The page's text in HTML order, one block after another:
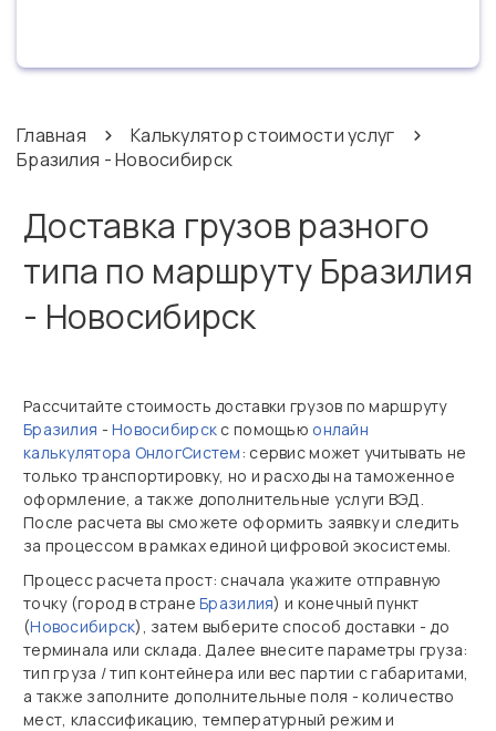
Главная
Калькулятор стоимости услуг
Бразилия - Новосибирск
Доставка грузов разного
типа по маршруту Бразилия
- Новосибирск
Рассчитайте стоимость доставки грузов по маршруту
Бразилия -Новосибирск с помощью онлайн
калькулятора ОнлогСистем: сервис может учитывать не
только транспортировку, но и расходы на таможенное
оформление, а также дополнительные услуги ВЭД.
После расчета вы сможете оформить заявку и следить
за процессом в рамках единой цифровой экосистемы.
Процесс расчета прост: сначала укажите отправную
точку (город в странеБразилия) и конечный пункт
(Новосибирск), затем выберите способ доставки - до
терминала или склада. Далее внесите параметры груза:
тип груза / тип контейнера или вес партии с габаритами,
а также заполните дополнительные поля - количество
мест, классификацию, температурный режим и